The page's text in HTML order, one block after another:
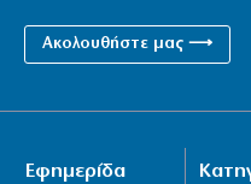
Ακολουθήστε μας ⟶
Εφημερίδα